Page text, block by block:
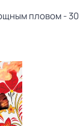
пловом - 30